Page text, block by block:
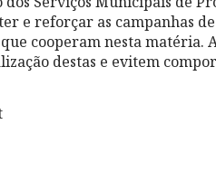
e reforçar as campanhas
cooperam nesta matéria.
destas e evitem